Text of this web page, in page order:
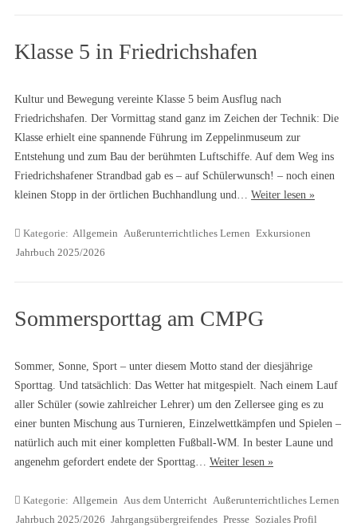
Klasse 5 in Friedrichshafen
Kultur und Bewegung vereinte Klasse 5 beim Ausflug nach
Friedrichshafen. Der Vormittag stand ganz im Zeichen der Technik: Die
Klasse erhielt eine spannende Führung im Zeppelinmuseum zur
Entstehung und zum Bau der berühmten Luftschiffe. Auf dem Weg ins
Friedrichshafener Strandbad gab es – auf Schülerwunsch! – noch einen
kleinen Stopp in der örtlichen Buchhandlung und… Weiter lesen »
Kategorie: Allgemein Außerunterrichtliches Lernen Exkursionen
Jahrbuch 2025/2026
Sommersporttag am CMPG
Sommer, Sonne, Sport – unter diesem Motto stand der diesjährige
Sporttag. Und tatsächlich: Das Wetter hat mitgespielt. Nach einem Lauf
aller Schüler (sowie zahlreicher Lehrer) um den Zellersee ging es zu
einer bunten Mischung aus Turnieren, Einzelwettkämpfen und Spielen –
natürlich auch mit einer kompletten Fußball-WM. In bester Laune und
angenehm gefordert endete der Sporttag… Weiter lesen »
Kategorie: Allgemein Aus dem Unterricht Außerunterrichtliches Lernen
Jahrbuch 2025/2026 Jahrgangsübergreifendes Presse Soziales Profil